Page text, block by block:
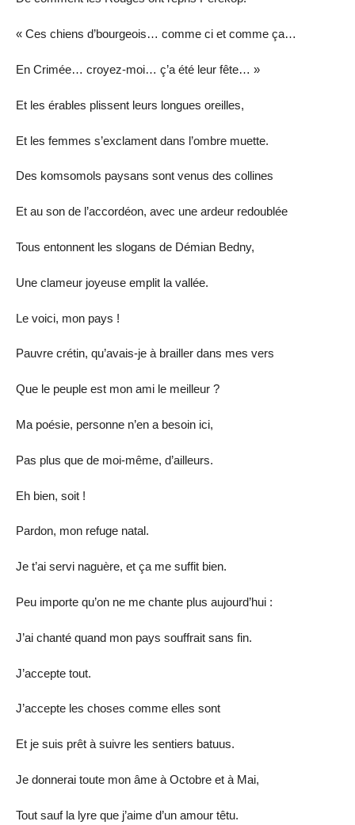
« Ces chiens d’bourgeois… comme ci et comme ça…
En Crimée… croyez-moi… ç’a été leur fête… »
Et les érables plissent leurs longues oreilles,
Et les femmes s’exclament dans l’ombre muette.
Des komsomols paysans sont venus des collines
Et au son de l’accordéon, avec une ardeur redoublée
Tous entonnent les slogans de Démian Bedny,
Une clameur joyeuse emplit la vallée.
Le voici, mon pays !
Pauvre crétin, qu’avais-je à brailler dans mes vers
Que le peuple est mon ami le meilleur ?
Ma poésie, personne n’en a besoin ici,
Pas plus que de moi-même, d’ailleurs.
Eh bien, soit !
Pardon, mon refuge natal.
Je t’ai servi naguère, et ça me suffit bien.
Peu importe qu’on ne me chante plus aujourd’hui :
J’ai chanté quand mon pays souffrait sans fin.
J’accepte tout.
J’accepte les choses comme elles sont
Et je suis prêt à suivre les sentiers batuus.
Je donnerai toute mon âme à Octobre et à Mai,
Tout sauf la lyre que j’aime d’un amour têtu.